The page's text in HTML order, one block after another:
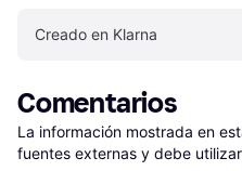
Creado en Klarna
Comentarios
La información mostrada en
fuentes externas y debe